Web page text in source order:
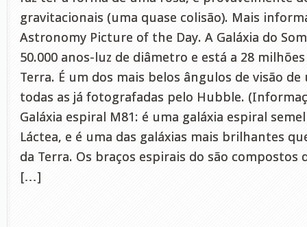
gravitacionais (uma quase colisão). Mais
Astronomy Picture of the Day. A Galáxia do
50.000 anos-luz de diâmetro e está a 28
Terra. É um dos mais belos ângulos de visão de
todas as já fotografadas pelo Hubble.
Galáxia espiral M81: é uma galáxia espiral
Láctea, e é uma das galáxias mais brilhantes
da Terra. Os braços espirais do são compostos
[…]